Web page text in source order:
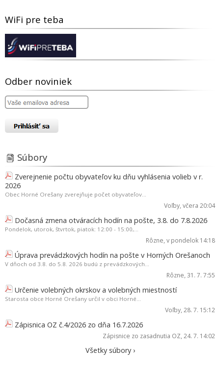
WiFi pre teba
Odber noviniek
Súbory
Zverejnenie počtu obyvateľov ku dňu vyhlásenia volieb v r.
2026
Obec Horné Orešany zverejňuje počet obyvateľov...
Voľby, včera 20:04
Dočasná zmena otváracích hodín na pošte, 3.8. do 7.8.2026
Pondelok, utorok, štvrtok, piatok: 12:00 - 15:00,...
Rôzne, v pondelok 14:18
Úprava prevádzkových hodín na pošte v Horných Orešanoch
V dňoch od 3.8. do 5.8. 2026 budú z prevádzkových...
Rôzne, 31. 7. 7:55
Určenie volebných okrskov a volebných miestností
Starosta obce Horné Orešany určil v obci Horné...
Voľby, 28. 7. 15:12
Zápisnica OZ č.4/2026 zo dňa 16.7.2026
Zápisnice zo zasadnutia OZ, 24. 7. 14:02
Všetky súbory ›